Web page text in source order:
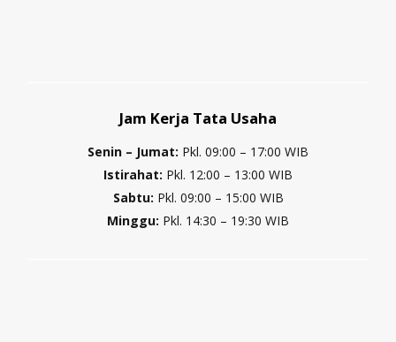
Jam Kerja Tata Usaha
Senin – Jumat: Pkl. 09:00 – 17:00 WIB
Istirahat: Pkl. 12:00 – 13:00 WIB
Sabtu: Pkl. 09:00 – 15:00 WIB
Minggu: Pkl. 14:30 – 19:30 WIB